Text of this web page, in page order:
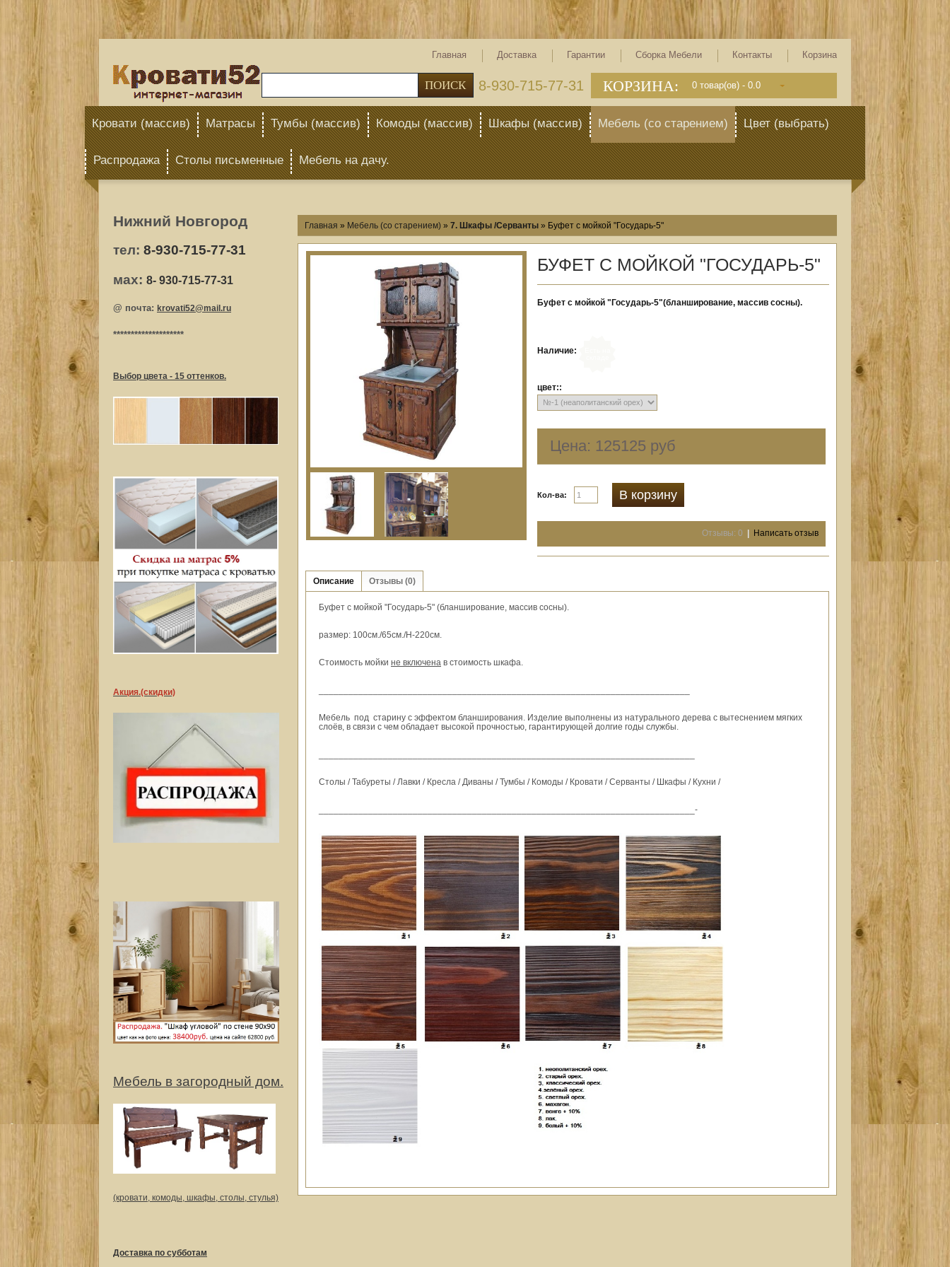
Главная Доставка Гарантии Сборка Мебели Контакты Корзина
КОРЗИНА: 0 товар(ов) - 0.0
тел: 8-930-715-77-31
ПОИСК
Кровати (массив) Матрасы Тумбы (массив) Комоды (массив) Шкафы (массив) Мебель (со старением) Цвет (выбрать)
Распродажа Столы письменные Мебель на дачу.
Нижний Новгород
тел: 8-930-715-77-31
мах: 8- 930-715-77-31
@ почта: krovati52@mail.ru
********************
Выбор цвета - 15 оттенков.
Акция.(скидки)
Мебель в загородный дом.
(кровати, комоды, шкафы, столы, стулья)
Доставка по субботам
Главная » Мебель (со старением) » 7. Шкафы /Серванты » Буфет с мойкой "Государь-5"
БУФЕТ С МОЙКОЙ "ГОСУДАРЬ-5"
Буфет с мойкой "Государь-5"(бланширование, массив сосны).
Наличие:
цвет:
Цена: 125125 руб
Кол-ва: В корзину
Отзывы: 0 Написать отзыв
Описание Отзывы (0)
Буфет с мойкой "Государь-5" (бланширование, массив сосны).
размер: 100см./65см./Н-220см.
Стоимость мойки не включена в стоимость шкафа.
Мебель под старину с эффектом бланширования. Изделие выполнены из натурального дерева с вытеснением мягких
слоёв, в связи с чем обладает высокой прочностью, гарантирующей долгие годы службы.
Столы / Табуреты / Лавки / Кресла / Диваны / Тумбы / Комоды / Кровати / Серванты / Шкафы / Кухни /
____________________________________________________________________________-